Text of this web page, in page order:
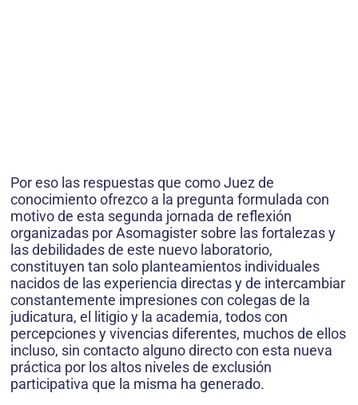
Por eso las respuestas que como Juez de
conocimiento ofrezco a la pregunta formulada con
motivo de esta segunda jornada de reflexión
organizadas por Asomagister sobre las fortalezas y
las debilidades de este nuevo laboratorio,
constituyen tan solo planteamientos individuales
nacidos de las experiencia directas y de intercambiar
constantemente impresiones con colegas de la
judicatura, el litigio y la academia, todos con
percepciones y vivencias diferentes, muchos de ellos
incluso, sin contacto alguno directo con esta nueva
práctica por los altos niveles de exclusión
participativa que la misma ha generado.